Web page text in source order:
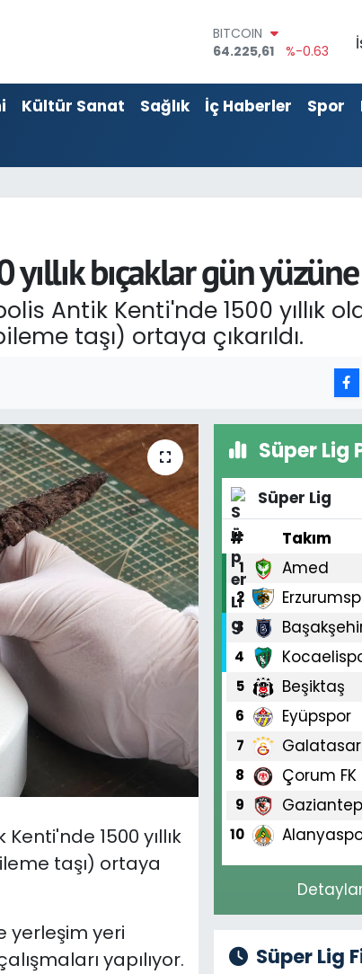
DOLAR
47,6704
%0
55,0406
%-0.08
STERLİN
Kültür Sanat Sağlık İç Haberler Spor
bıçaklar gün yüzüne
Antik Kenti'nde 1500 yıllık
taşı) ortaya çıkarıldı.
1500 yıllık
taşı) ortaya
yerleşim yeri
yapılıyor.
Süper Lig
Süper Lig
#
Takım
1 Amed
2
3
4
5 Beşiktaş
6 Eyüpspor
7
8 Çorum FK
9 Gaziantep
10
Süper Lig